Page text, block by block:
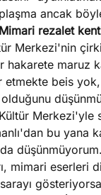
ancak
Mimari rezalet
Merkezi'nin
hakarete maruz
etmekte beis
Merkezi'yle
bu yana
da
mimari eserleri